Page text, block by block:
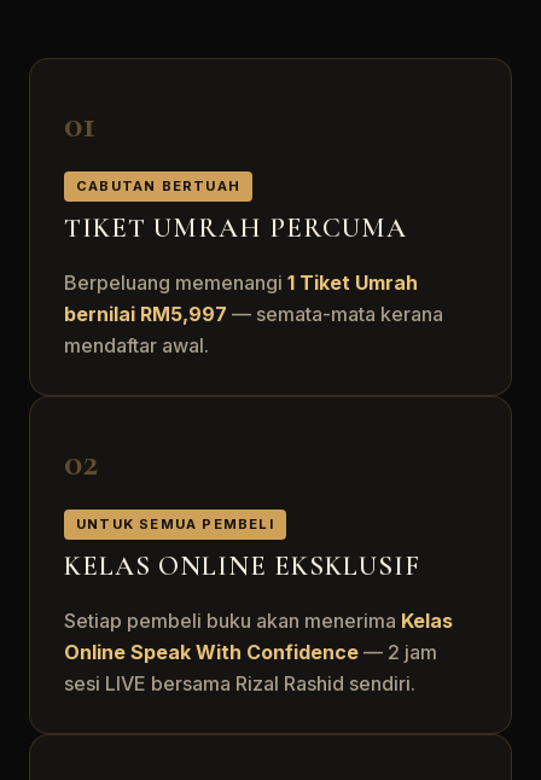
01
CABUTAN BERTUAH
TIKET UMRAH PERCUMA
Berpeluang memenangi 1 Tiket Umrah
bernilai RM5,997 — semata-mata kerana
mendaftar awal.
02
UNTUK SEMUA PEMBELI
KELAS ONLINE EKSKLUSIF
Setiap pembeli buku akan menerima Kelas
Online Speak With Confidence — 2 jam
sesi LIVE bersama Rizal Rashid sendiri.